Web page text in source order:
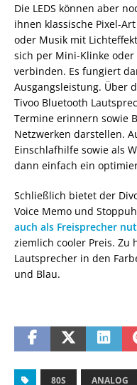
Die LEDS können aber
ihnen klassische Pixel-
oder Musik mit
sich per Mini-Klinke
verbinden. Es fungiert
Ausgangsleistung. Über
Tivoo Bluetooth
Termine erinnern sowie
Netzwerken darstellen.
Einschlafhilfe sowie als
dann einfach ein
Schließlich bietet der
Voice Memo und
auch als Freisprecher
ziemlich cooler Preis. Zu
Lautsprecher in den
und Blau.
80S ANALOG